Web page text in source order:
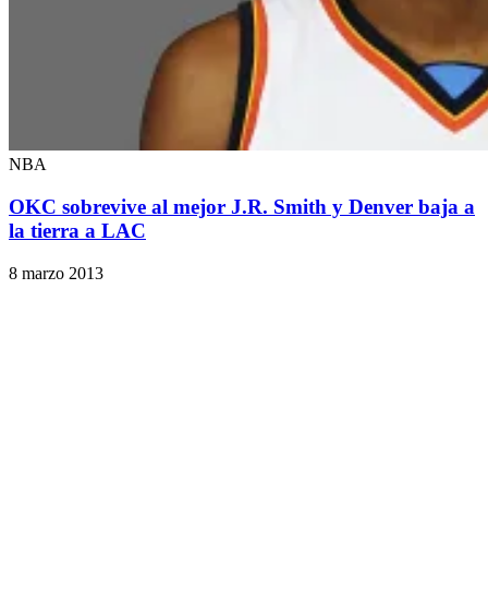
NBA
OKC sobrevive al mejor J.R. Smith y Denver baja a
la tierra a LAC
8 marzo 2013